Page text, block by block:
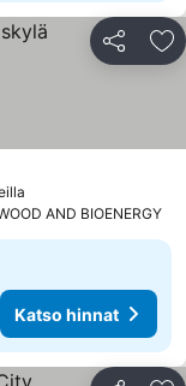
Jaa
AND BIOENERGY
Katso hinnat